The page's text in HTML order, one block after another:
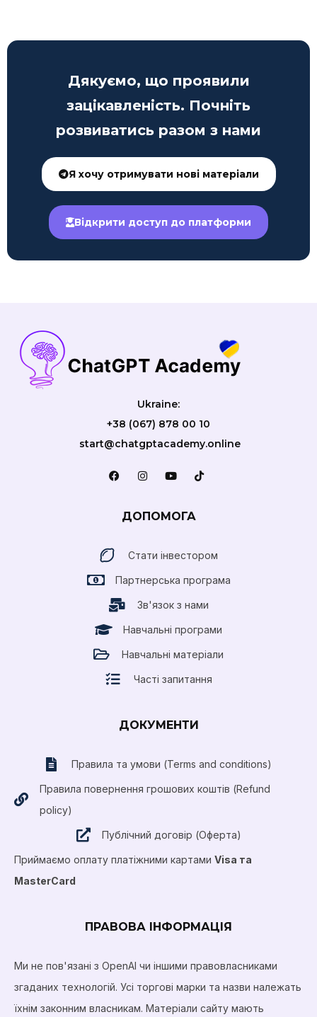
Дякуємо, що проявили
зацікавленість. Почніть
розвиватись разом з нами
Я хочу отримувати нові матеріали
Відкрити доступ до платформи
Ukraine:
+38 (067) 878 00 10
start@chatgptacademy.online
ДОПОМОГА
Стати інвестором
Партнерська програма
Зв'язок з нами
Навчальні програми
Навчальні матеріали
Часті запитання
ДОКУМЕНТИ
Правила та умови (Terms and conditions)
Правила повернення грошових коштів (Refund
policy)
Публічний договір (Оферта)
Приймаємо оплату платіжними картами Visa та
MasterCard
ПРАВОВА ІНФОРМАЦІЯ
Ми не пов'язані з OpenAI чи іншими правовласниками
згаданих технологій. Усі торгові марки та назви належать
їхнім законним власникам. Матеріали сайту мають